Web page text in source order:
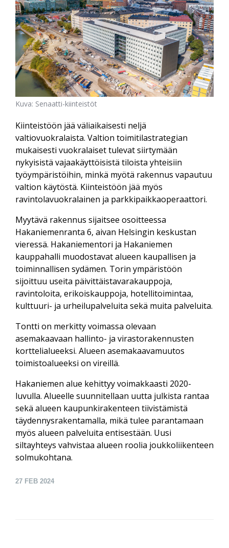
Kuva: Senaatti-kiinteistöt
Kiinteistöön jää väliaikaisesti neljä
valtiovuokralaista. Valtion toimitilastrategian
mukaisesti vuokralaiset tulevat siirtymään
nykyisistä vajaakäyttöisistä tiloista yhteisiin
työympäristöihin, minkä myötä rakennus vapautuu
valtion käytöstä. Kiinteistöön jää myös
ravintolavuokralainen ja parkkipaikkaoperaattori.
Myytävä rakennus sijaitsee osoitteessa
Hakaniemenranta 6, aivan Helsingin keskustan
vieressä. Hakaniementori ja Hakaniemen
kauppahalli muodostavat alueen kaupallisen ja
toiminnallisen sydämen. Torin ympäristöön
sijoittuu useita päivittäistavarakauppoja,
ravintoloita, erikoiskauppoja, hotellitoimintaa,
kulttuuri- ja urheilupalveluita sekä muita palveluita.
Tontti on merkitty voimassa olevaan
asemakaavaan hallinto- ja virastorakennusten
korttelialueeksi. Alueen asemakaavamuutos
toimistoalueeksi on vireillä.
Hakaniemen alue kehittyy voimakkaasti 2020-
luvulla. Alueelle suunnitellaan uutta julkista rantaa
sekä alueen kaupunkirakenteen tiivistämistä
täydennysrakentamalla, mikä tulee parantamaan
myös alueen palveluita entisestään. Uusi
siltayhteys vahvistaa alueen roolia joukkoliikenteen
solmukohtana.
27 FEB 2024